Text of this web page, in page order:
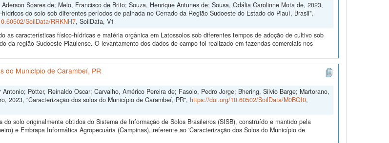
Aderson Soares de; Melo, Francisco de Brito; Souza, Henrique Antunes de; Sousa, Odália Carolinne Mota de, 2023,
do solo sob diferentes períodos de palhada no Cerrado da Região Sudoeste do Estado do Piauí, Brasil",
SoilData/RRKNH7, SoilData, V1
as características físico-hídricas e matéria orgânica em Latossolos sob diferentes tempos de adoção de cultivo sob
da região Sudoeste Piauiense. O levantamento dos dados de campo foi realizado em fazendas comerciais nos
do Município de Carambeí, PR
Antonio; Pötter, Reinaldo Oscar; Carvalho, Américo Pereira de; Fasolo, Pedro Jorge; Bhering, Silvio Barge; Martorano,
2023, "Caracterização dos solos do Município de Carambeí, PR", https://doi.org/10.60502/SoilData/M0BQI0,
do solo originalmente obtidos do Sistema de Informação de Solos Brasileiros (SISB), construído e mantido pela
e Embrapa Informática Agropecuária (Campinas), referente ao 'Caracterização dos Solos do Município de